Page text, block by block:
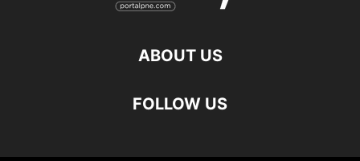
ABOUT US
FOLLOW US